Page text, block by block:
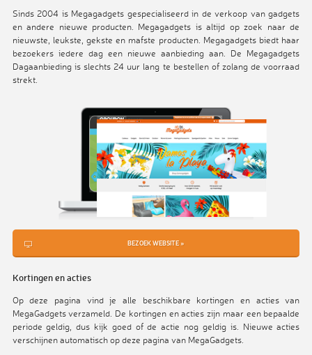
Sinds 2004 is Megagadgets gespecialiseerd in de verkoop van gadgets
en andere nieuwe producten. Megagadgets is altijd op zoek naar de
nieuwste, leukste, gekste en mafste producten. Megagadgets biedt haar
bezoekers iedere dag een nieuwe aanbieding aan. De Megagadgets
Dagaanbieding is slechts 24 uur lang te bestellen of zolang de voorraad
strekt.
BEZOEK WEBSITE »
Kortingen en acties
Op deze pagina vind je alle beschikbare kortingen en acties van
MegaGadgets verzameld. De kortingen en acties zijn maar een bepaalde
periode geldig, dus kijk goed of de actie nog geldig is. Nieuwe acties
verschijnen automatisch op deze pagina van MegaGadgets.